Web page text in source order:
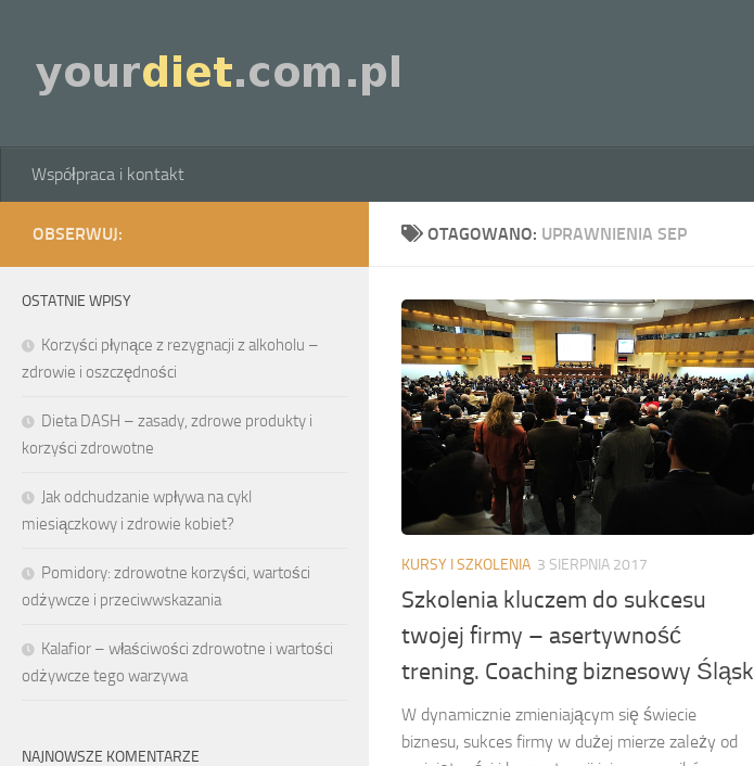
Współpraca i kontakt
OTAGOWANO: UPRAWNIENIA SEP
KURSY I SZKOLENIA 3 SIERPNIA 2017
Szkolenia kluczem do sukcesu
twojej firmy – asertywność
trening. Coaching biznesowy Śląsk
W dynamicznie zmieniającym się świecie
biznesu, sukces firmy w dużej mierze zależy od
OBSERWUJ:
OSTATNIE WPISY
Korzyści płynące z rezygnacji z alkoholu –
zdrowie i oszczędności
Dieta DASH – zasady, zdrowe produkty i
korzyści zdrowotne
Jak odchudzanie wpływa na cykl
miesiączkowy i zdrowie kobiet?
Pomidory: zdrowotne korzyści, wartości
odżywcze i przeciwwskazania
Kalafior – właściwości zdrowotne i wartości
odżywcze tego warzywa
NAJNOWSZE KOMENTARZE